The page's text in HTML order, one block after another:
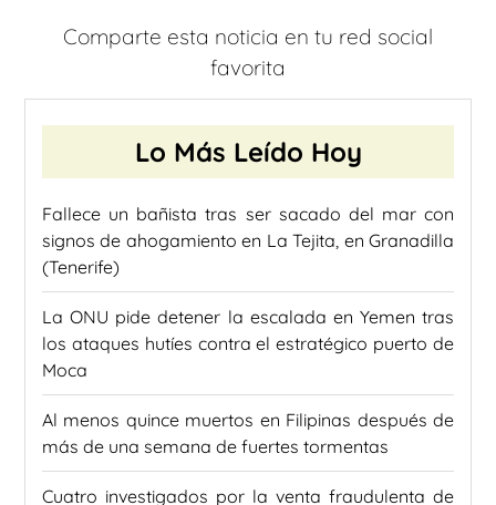
Comparte esta noticia en tu red social
favorita
Lo Más Leído Hoy
Fallece un bañista tras ser sacado del mar con
signos de ahogamiento en La Tejita, en Granadilla
(Tenerife)
La ONU pide detener la escalada en Yemen tras
los ataques hutíes contra el estratégico puerto de
Moca
Al menos quince muertos en Filipinas después de
más de una semana de fuertes tormentas
Cuatro investigados por la venta fraudulenta de